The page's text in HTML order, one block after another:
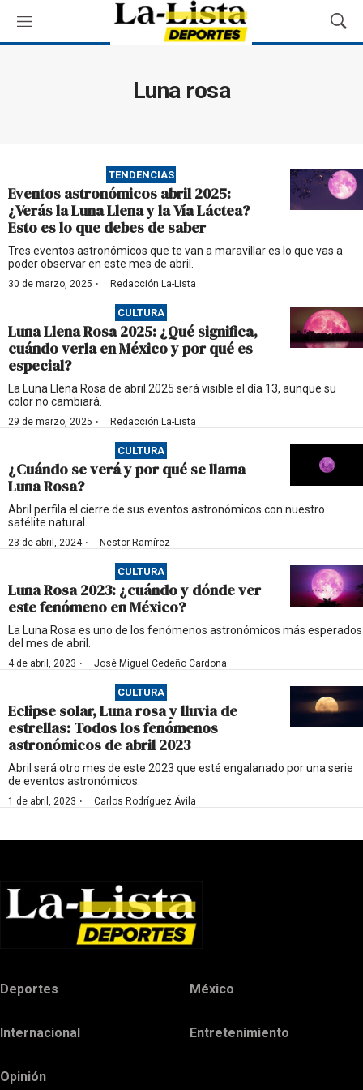
M
e
M
o
ú
s
q
u
d
Luna rosa
TENDENCIAS
Eventos astronómicos abril 2025:
¿Verás la Luna Llena y la Vía Láctea?
Esto es lo que debes de saber
Tres eventos astronómicos que te van a maravillar es lo que vas a
poder observar en este mes de abril.
30 de marzo, 2025 · Redacción La-Lista
CULTURA
Luna Llena Rosa 2025: ¿Qué significa,
cuándo verla en México y por qué es
especial?
La Luna Llena Rosa de abril 2025 será visible el día 13, aunque su
color no cambiará.
29 de marzo, 2025 · Redacción La-Lista
CULTURA
¿Cuándo se verá y por qué se llama
Luna Rosa?
Abril perfila el cierre de sus eventos astronómicos con nuestro
satélite natural.
23 de abril, 2024· Nestor Ramírez
CULTURA
Luna Rosa 2023: ¿cuándo y dónde ver
este fenómeno en México?
La Luna Rosa es uno de los fenómenos astronómicos más esperados
del mes de abril.
4 de abril, 2023 · José Miguel Cedeño Cardona
CULTURA
Eclipse solar, Luna rosa y lluvia de
estrellas: Todos los fenómenos
astronómicos de abril 2023
Abril será otro mes de este 2023 que esté engalanado por una serie
de eventos astronómicos.
1 de abril, 2023 · Carlos Rodríguez Ávila
Deportes México
Internacional Entretenimiento
Opinión